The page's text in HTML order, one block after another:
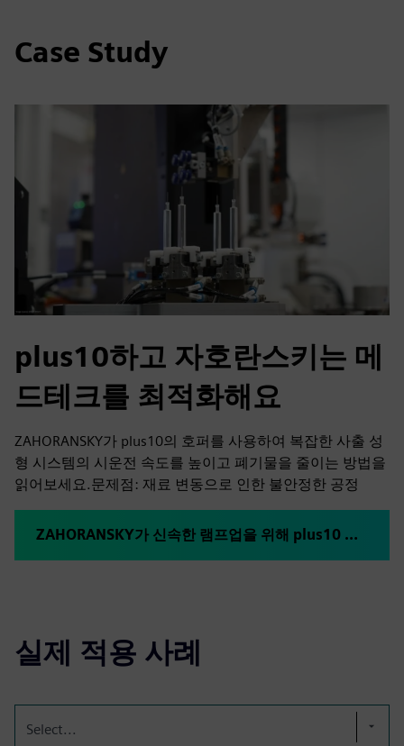
Case Study
plus10하고 자호란스키는 메
드테크를 최적화해요
ZAHORANSKY가 plus10의 호퍼를 사용하여 복잡한 사출 성
형 시스템의 시운전 속도를 높이고 폐기물을 줄이는 방법을
읽어보세요.문제점: 재료 변동으로 인한 불안정한 공정
ZAHORANSKY가 신속한 램프업을 위해 plus10 도구를 어떻게 사용하는지
실제 적용 사례
Select...